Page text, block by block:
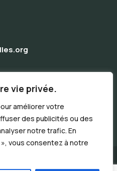
vie privée.
améliorer votre
des publicités ou des
notre trafic. En
vous consentez à notre